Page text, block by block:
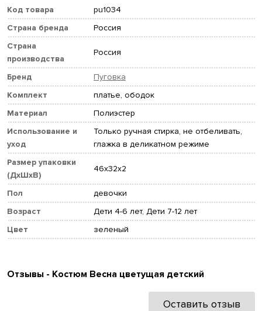
Код товара
pu1034
Страна бренда
Россия
Страна
производства
Россия
Бренд
Пуговка
Комплект
платье, ободок
Материал
Полиэстер
Использование и
уход
Только ручная стирка, не отбеливать,
глажка в деликатном режиме
Размер упаковки
(ДхШхВ)
46x32x2
Пол
девочки
Возраст
Дети 4-6 лет, Дети 7-12 лет
Цвет
зеленый
Отзывы - Костюм Весна цветущая детский
Оставить отзыв